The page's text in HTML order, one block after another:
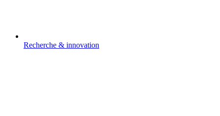
Recherche & innovation